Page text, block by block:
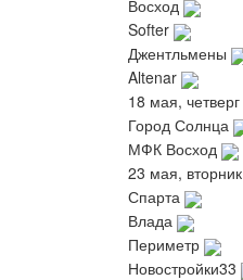
Восход
Softer
Джентльмены
Altenar
18 мая, четверг
Город Солнца
МФК Восход
23 мая, вторник
Спарта
Влада
Периметр
Новостройки33